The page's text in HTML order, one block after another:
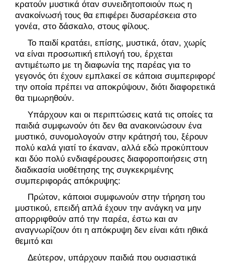
κρατούν μυστικά όταν συνειδητοποιούν πως η
ανακοίνωσή τους θα επιφέρει δυσαρέσκεια στο
γονέα, στο δάσκαλο, στους φίλους.
Το παιδί κρατάει, επίσης, μυστικά, όταν, χωρίς
να είναι προσωπική επιλογή του, έρχεται
αντιμέτωπο με τη διαφωνία της παρέας για το
γεγονός ότι έχουν εμπλακεί σε κάποια συμπεριφορά
την οποία πρέπει να αποκρύψουν, διότι διαφορετικά
θα τιμωρηθούν.
Υπάρχουν και οι περιπτώσεις κατά τις οποίες τα
παιδιά συμφωνούν ότι δεν θα ανακοινώσουν ένα
μυστικό, συνομολογούν στην κράτησή του, ξέρουν
πολύ καλά γιατί το έκαναν, αλλά εδώ προκύπτουν
και δύο πολύ ενδιαφέρουσες διαφοροποιήσεις στη
διαδικασία υιοθέτησης της συγκεκριμένης
συμπεριφοράς απόκρυψης:
Πρώτον, κάποιοι συμφωνούν στην τήρηση του
μυστικού, επειδή απλά έχουν την ανάγκη να μην
απορριφθούν από την παρέα, έστω και αν
αναγνωρίζουν ότι η απόκρυψη δεν είναι κάτι ηθικά
θεμιτό και
Δεύτερον, υπάρχουν παιδιά που ουσιαστικά